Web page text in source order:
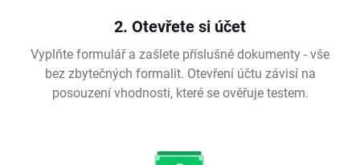
2. Otevřete si účet
Vyplňte formulář a zašlete příslušné dokumenty - vše
bez zbytečných formalit. Otevření účtu závisí na
posouzení vhodnosti, které se ověřuje testem.